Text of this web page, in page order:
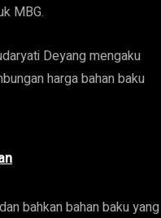
MBG.
Deyang mengaku
harga bahan baku
bahkan bahan baku yang